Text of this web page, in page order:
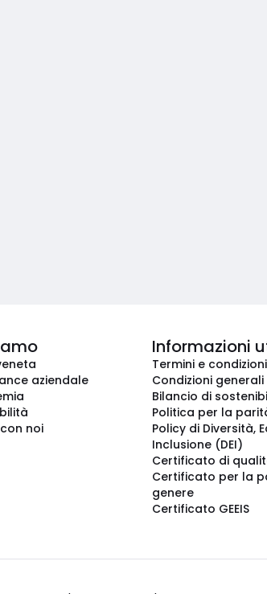
aziendale
noi
Informazioni
Termini e condizioni
Condizioni
Bilancio di
Politica per la
Policy di Diversità,
Inclusione (DEI)
Certificato di
Certificato per la
genere
Certificato GEEIS